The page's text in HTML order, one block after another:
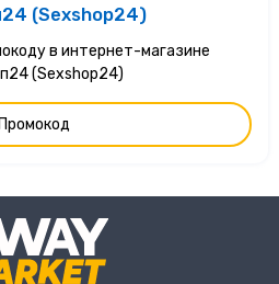
(Sexshop24)
в интернет-магазине
(Sexshop24)
Промокод